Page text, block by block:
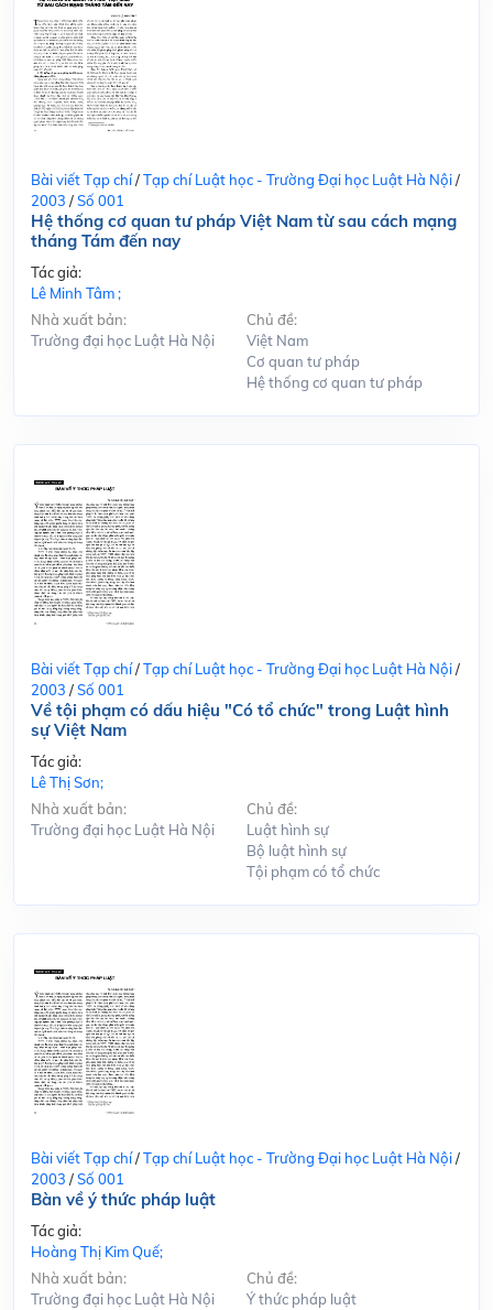
Bài viết Tạp chí/Tạp chí Luật học - Trường Đại học Luật Hà Nội/
2003 /Số 001
Hệ thống cơ quan tư pháp Việt Nam từ sau cách mạng
tháng Tám đến nay
Tác giả:
Lê Minh Tâm ;
Nhà xuất bản:
Trường đại học Luật Hà Nội
Chủ đề:
Việt Nam
Cơ quan tư pháp
Hệ thống cơ quan tư pháp
Bài viết Tạp chí/Tạp chí Luật học - Trường Đại học Luật Hà Nội/
2003 /Số 001
Về tội phạm có dấu hiệu "Có tổ chức" trong Luật hình
sự Việt Nam
Tác giả:
Lê Thị Sơn;
Nhà xuất bản:
Trường đại học Luật Hà Nội
Chủ đề:
Luật hình sự
Bộ luật hình sự
Tội phạm có tổ chức
Bài viết Tạp chí/Tạp chí Luật học - Trường Đại học Luật Hà Nội/
2003 /Số 001
Bàn về ý thức pháp luật
Tác giả:
Hoàng Thị Kim Quế;
Nhà xuất bản:
Trường đại học Luật Hà Nội
Chủ đề:
Ý thức pháp luật